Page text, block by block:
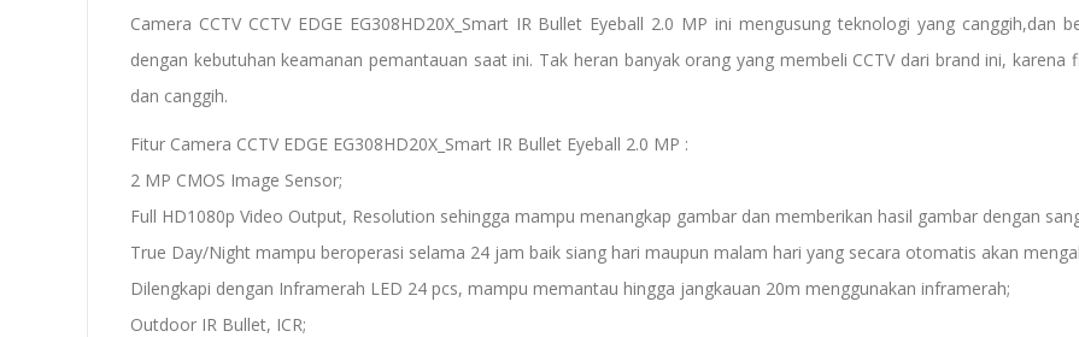
Camera CCTV CCTV EDGE EG308HD20X_Smart IR Bullet Eyeball 2.0 MP ini mengusung teknologi yang
dengan kebutuhan keamanan pemantauan saat ini. Tak heran banyak orang yang membeli CCTV dari brand ini,
dan canggih.
Fitur Camera CCTV EDGE EG308HD20X_Smart IR Bullet Eyeball 2.0 MP :
2 MP CMOS Image Sensor;
Full HD1080p Video Output, Resolution sehingga mampu menangkap gambar dan memberikan hasil gambar dengan
True Day/Night mampu beroperasi selama 24 jam baik siang hari maupun malam hari yang secara otomatis akan
Dilengkapi dengan Inframerah LED 24 pcs, mampu memantau hingga jangkauan 20m menggunakan inframerah;
Outdoor IR Bullet, ICR;